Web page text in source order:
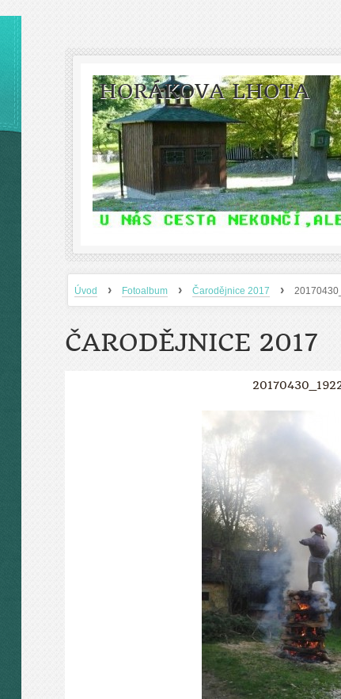
HORÁKOVA LHOTA
Úvod › Fotoalbum › Čarodějnice 2017 ›
ČARODĚJNICE 2017